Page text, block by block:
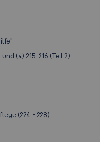
(4) 215-216 (Teil 2)
(224 - 228)